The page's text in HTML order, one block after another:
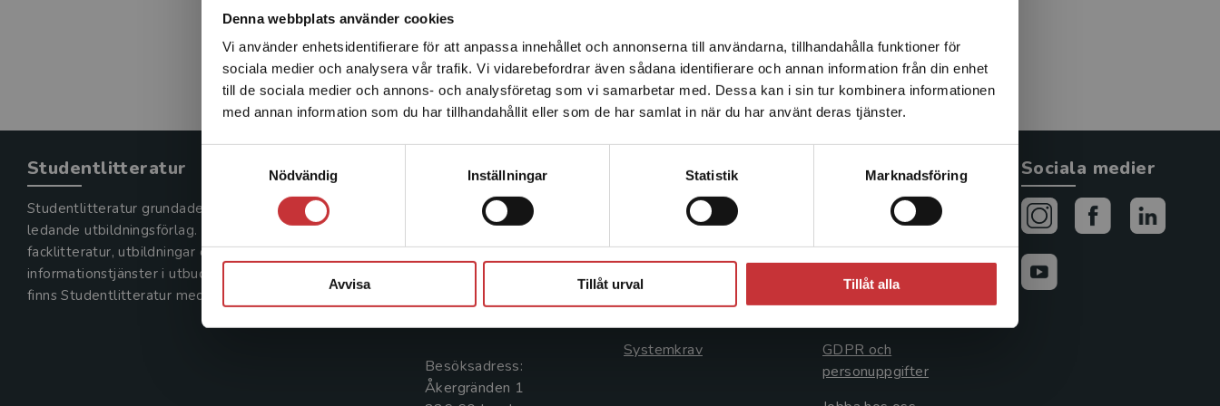
Denna webbplats använder cookies
Vi använder enhetsidentifierare för att anpassa innehållet och annonserna till användarna, tillhandahålla funktioner för
sociala medier och analysera vår trafik. Vi vidarebefordrar även sådana identifierare och annan information från din enhet
till de sociala medier och annons- och analysföretag som vi samarbetar med. Dessa kan i sin tur kombinera informationen
med annan information som du har tillhandahållit eller som de har samlat in när du har använt deras tjänster.
Nödvändig
Inställningar Statistik Marknadsföring
Avvisa Tillåt urval Tillåt alla
Det verkar som att du besöker studentlitteratur.se via en
enhet utanför Sverige. Vi erbjuder inte leveranser utanför
Sverige. För att kunna slutföra ett köp måste
leveransadressen vara i Sverige.Läs mer
Studentlitteratur
Studentlitteratur grundades 1963 och är idag Sveriges
ledande utbildningsförlag. Med läromedel, kurslitteratur,
facklitteratur, utbildningar och digitala
informationstjänster i utbudet,
finns Studentlitteratur med längs hela kunskapsresan.
Kontakta oss
Kontakta oss
046-31 20 00
Box 141
221 00 Lund
Besöksadress:
Åkergränden 1
Kundservice
Kontakta kundservice
046-31 21 00
Frågor och svar
Systemkrav
Allmänna länkar
Avtal och rättigheter
Cookies
GDPR och
personuppgifter
Sociala medier